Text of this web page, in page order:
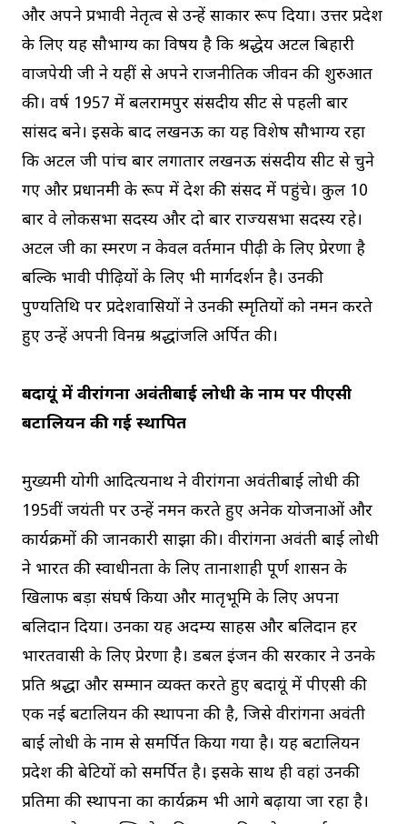
और अपने प्रभावी नेतृत्व से उन्हें साकार रूप दिया। उत्तर प्रदेश
के लिए यह सौभाग्य का विषय है कि श्रद्धेय अटल बिहारी
वाजपेयी जी ने यहीं से अपने राजनीतिक जीवन की शुरुआत
की। वर्ष 1957 में बलरामपुर संसदीय सीट से पहली बार
सांसद बने। इसके बाद लखनऊ का यह विशेष सौभाग्य रहा
कि अटल जी पांच बार लगातार लखनऊ संसदीय सीट से चुने
गए और प्रधानमंत्री के रूप में देश की संसद में पहुंचे। कुल 10
बार वे लोकसभा सदस्य और दो बार राज्यसभा सदस्य रहे।
अटल जी का स्मरण न केवल वर्तमान पीढ़ी के लिए प्रेरणा है
बल्कि भावी पीढ़ियों के लिए भी मार्गदर्शन है। उनकी
पुण्यतिथि पर प्रदेशवासियों ने उनकी स्मृतियों को नमन करते
हुए उन्हें अपनी विनम्र श्रद्धांजलि अर्पित की।
बदायूं में वीरांगना अवंतीबाई लोधी के नाम पर पीएसी
बटालियन की गई स्थापित
मुख्यमंत्री योगी आदित्यनाथ ने वीरांगना अवंतीबाई लोधी की
195वीं जयंती पर उन्हें नमन करते हुए अनेक योजनाओं और
कार्यक्रमों की जानकारी साझा की। वीरांगना अवंती बाई लोधी
ने भारत की स्वाधीनता के लिए तानाशाही पूर्ण शासन के
खिलाफ बड़ा संघर्ष किया और मातृभूमि के लिए अपना
बलिदान दिया। उनका यह अदम्य साहस और बलिदान हर
भारतवासी के लिए प्रेरणा है। डबल इंजन की सरकार ने उनके
प्रति श्रद्धा और सम्मान व्यक्त करते हुए बदायूं में पीएसी की
एक नई बटालियन की स्थापना की है, जिसे वीरांगना अवंती
बाई लोधी के नाम से समर्पित किया गया है। यह बटालियन
प्रदेश की बेटियों को समर्पित है। इसके साथ ही वहां उनकी
प्रतिमा की स्थापना का कार्यक्रम भी आगे बढ़ाया जा रहा है।